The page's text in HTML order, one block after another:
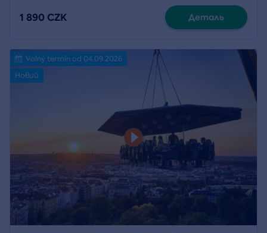
1 890 CZK Деталь
Volný termín od 04.09.2026
Новий